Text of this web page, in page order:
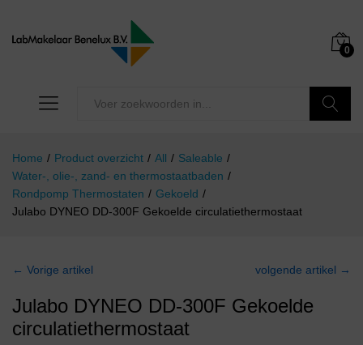
0
Home / Product overzicht / All / Saleable /
Water-, olie-, zand- en thermostaatbaden /
Rondpomp Thermostaten / Gekoeld /
Julabo DYNEO DD-300F Gekoelde circulatiethermostaat
← Vorige artikel volgende artikel →
Julabo DYNEO DD-300F Gekoelde
circulatiethermostaat